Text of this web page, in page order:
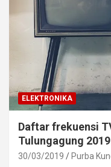
ELEKTRONIKA
Daftar frekuensi
Tulungagung 2019
30/03/2019 Purba